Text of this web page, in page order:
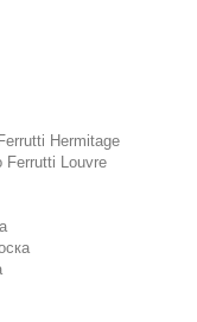
Hermitage
Ferrutti Louvre